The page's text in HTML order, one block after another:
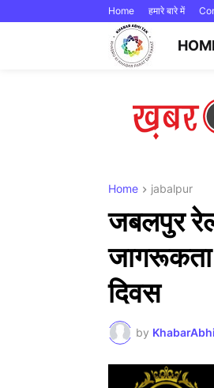
Home हमारे बारे में
Home jabalpur
जबलपुर
जागरूकता
दिवस
by